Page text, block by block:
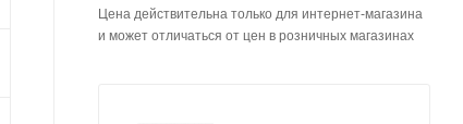
Цена действительна только для интернет-магазина
и может отличаться от цен в розничных магазинах